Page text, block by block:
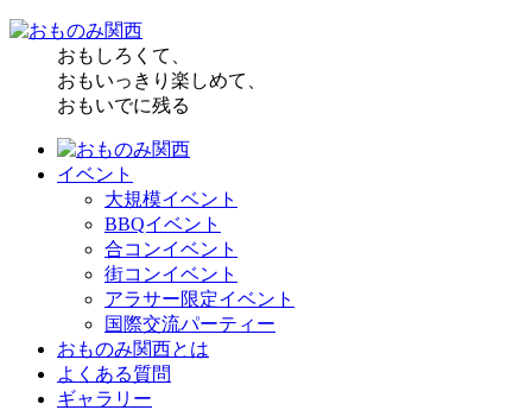
おもしろくて、
おもいっきり楽しめて、
おもいでに残る
イベント
大規模イベント
BBQイベント
合コンイベント
街コンイベント
アラサー限定イベント
国際交流パーティー
おものみ関西とは
よくある質問
ギャラリー